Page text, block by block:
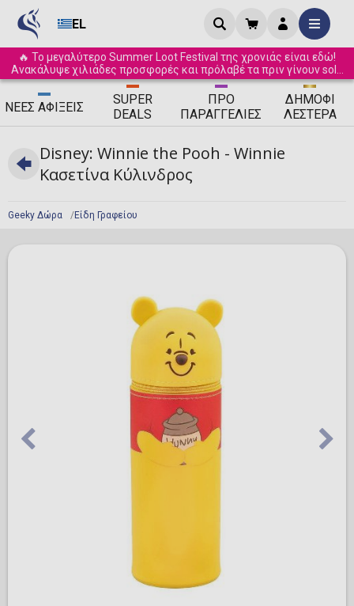
EL
🔥 Το μεγαλύτερο Summer Loot Festival της χρονιάς είναι εδώ!
Ανακάλυψε χιλιάδες προσφορές και πρόλαβέ τα πριν γίνουν sold
out! ☀️
ΝΈΕΣ ΑΦΊΞΕΙΣ
SUPER
DEALS
ΠΡΟ
ΠΑΡΑΓΓΕΛΊΕΣ
ΔΗΜΟΦΙ
ΛΈΣΤΕΡΑ
Geeky Δώρα Είδη Γραφείου
Disney: Winnie the Pooh - Winnie
Κασετίνα Κύλινδρος